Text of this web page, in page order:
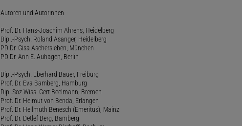
Autoren und Autorinnen
Prof. Dr. Hans-Joachim Ahrens, Heidelberg
Dipl.-Psych. Roland Asanger, Heidelberg
PD Dr. Gisa Aschersleben, München
PD Dr. Ann E. Auhagen, Berlin
Dipl.-Psych. Eberhard Bauer, Freiburg
Prof. Dr. Eva Bamberg, Hamburg
Dipl.Soz.Wiss. Gert Beelmann, Bremen
Prof. Dr. Helmut von Benda, Erlangen
Prof. Dr. Hellmuth Benesch (Emeritus), Mainz
Prof. Dr. Detlef Berg, Bamberg